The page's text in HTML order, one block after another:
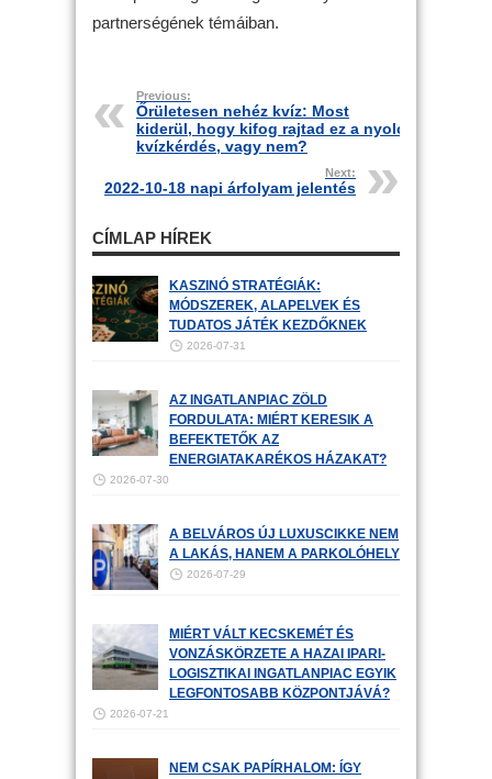
partnerségének témáiban.
Previous:
Őrületesen nehéz kvíz: Most
kiderül, hogy kifog rajtad ez a nyolc
kvízkérdés, vagy nem?
Next:
2022-10-18 napi árfolyam jelentés
CÍMLAP HÍREK
KASZINÓ STRATÉGIÁK:
MÓDSZEREK, ALAPELVEK ÉS
TUDATOS JÁTÉK KEZDŐKNEK
2026-07-31
AZ INGATLANPIAC ZÖLD
FORDULATA: MIÉRT KERESIK A
BEFEKTETŐK AZ
ENERGIATAKARÉKOS HÁZAKAT?
2026-07-30
A BELVÁROS ÚJ LUXUSCIKKE NEM
A LAKÁS, HANEM A PARKOLÓHELY
2026-07-29
MIÉRT VÁLT KECSKEMÉT ÉS
VONZÁSKÖRZETE A HAZAI IPARI-
LOGISZTIKAI INGATLANPIAC EGYIK
LEGFONTOSABB KÖZPONTJÁVÁ?
2026-07-21
NEM CSAK PAPÍRHALOM: ÍGY